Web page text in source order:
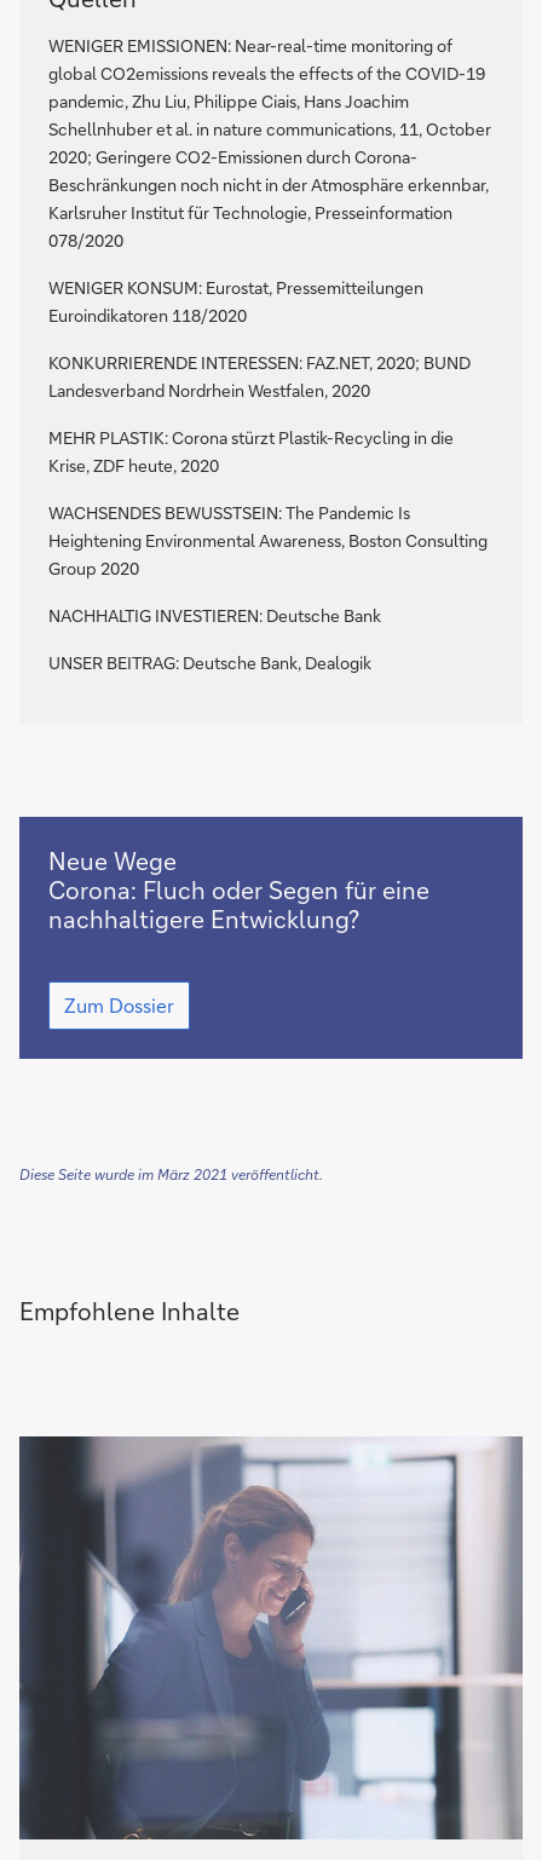
WENIGER EMISSIONEN: Near-real-time monitoring of
global CO2emissions reveals the effects of the COVID-19
pandemic, Zhu Liu, Philippe Ciais, Hans Joachim
Schellnhuber et al. in nature communications, 11, October
2020; Geringere CO2-Emissionen durch Corona-
Beschränkungen noch nicht in der Atmosphäre erkennbar,
Karlsruher Institut für Technologie, Presseinformation
078/2020
WENIGER KONSUM: Eurostat, Pressemitteilungen
Euroindikatoren 118/2020
KONKURRIERENDE INTERESSEN: FAZ.NET, 2020; BUND
Landesverband Nordrhein Westfalen, 2020
MEHR PLASTIK: Corona stürzt Plastik-Recycling in die
Krise, ZDF heute, 2020
WACHSENDES BEWUSSTSEIN: The Pandemic Is
Heightening Environmental Awareness, Boston Consulting
Group 2020
NACHHALTIG INVESTIEREN: Deutsche Bank
UNSER BEITRAG: Deutsche Bank, Dealogik
Zum
Dossier
Neue Wege
Corona: Fluch oder Segen für eine
nachhaltigere Entwicklung?
Zum
Dossier
Zum Dossier
Diese Seite wurde im März 2021 veröffentlicht.
Empfohlene Inhalte